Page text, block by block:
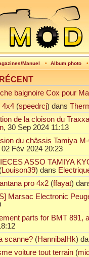
Manuel • Album photo
baignoire Cox pour
4x4 (speedrcj) dans
de la cloison du
, 30 Sep 2024 11:13
du châssis Tamiya
02 Fév 2024 20:23
ASSO TAMIYA
(Louison39) dans
pro 4x2 (ffayat)
Marsac Electronic
parts for BMT 891,
scanne? (HannibalHk)
voiture tout terrain (